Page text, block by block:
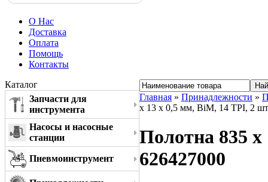
О Нас
Доставка
Оплата
Помощь
Контакты
Каталог
Запчасти для
инструмента
Насосы и насосные
станции
Пневмоинструмент
Главная » Принадлежности »
x 13 x 0,5 мм, BiM, 14 TPI, 2
Полотна 835
626427000